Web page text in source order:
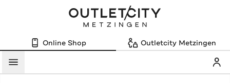
Online Shop Outletcity Metzingen
Menü